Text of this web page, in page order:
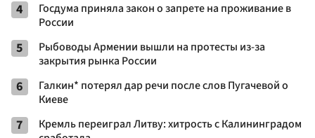
4
Госдума приняла закон о запрете на проживание в
России
5
Рыбоводы Армении вышли на протесты из-за
закрытия рынка России
6
Галкин* потерял дар речи после слов Пугачевой о
Киеве
7
Кремль переиграл Литву: хитрость с Калининградом